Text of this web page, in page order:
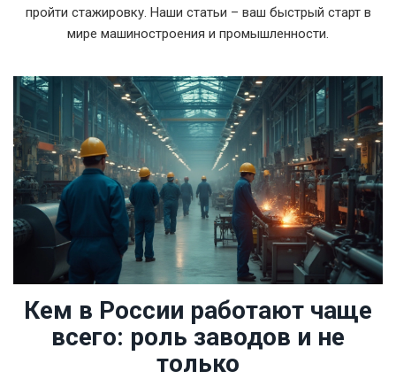
пройти стажировку. Наши статьи – ваш быстрый старт в
мире машиностроения и промышленности.
Кем в России работают чаще
всего: роль заводов и не
только